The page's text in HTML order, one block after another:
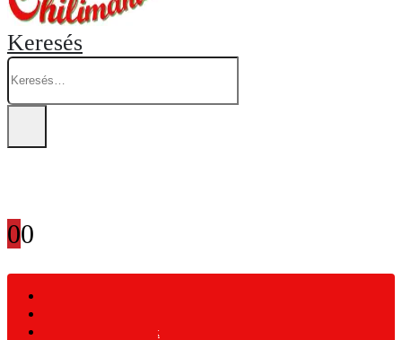
Keresés
00
Ajándék Termékek